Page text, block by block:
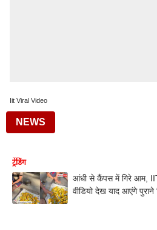
Iit Viral Video
NEWS
ट्रेंडिंग
आंधी से कैंपस में गिरे आम,
वीडियो देख याद आएंगे पुराने